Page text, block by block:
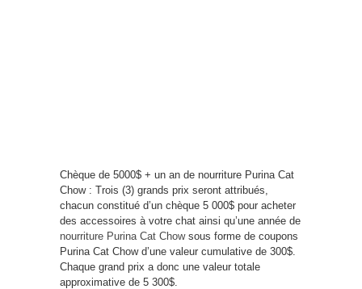
Chèque de 5000$ + un an de nourriture Purina Cat
Chow : Trois (3) grands prix seront attribués,
chacun constitué d’un chèque 5 000$ pour acheter
des accessoires à votre chat ainsi qu’une année de
nourriture Purina Cat Chowsous forme de coupons
Purina Cat Chow d’une valeur cumulative de 300$.
Chaque grand prix a donc une valeur totale
approximative de 5 300$.